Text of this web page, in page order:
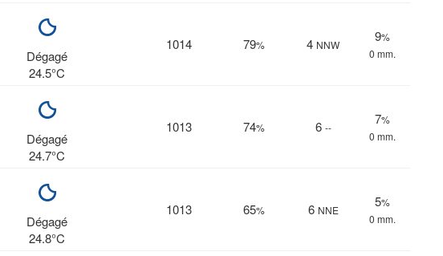
Dégagé
24.5°C
1014 79% 4 NNW
9%
0 mm.
Dégagé
24.7°C
1013 74% 6 --
7%
0 mm.
Dégagé
24.8°C
1013 65% 6 NNE
5%
0 mm.